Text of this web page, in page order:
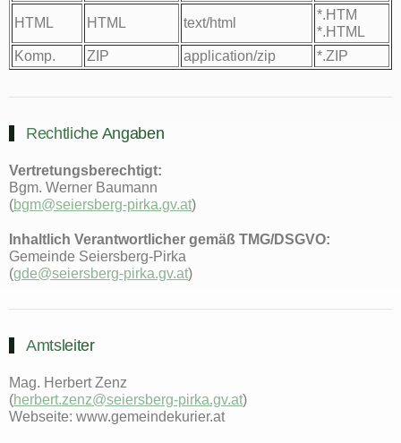
HTML HTML text/html
*.HTM
*.HTML
Komp.
ZIP application/zip *.ZIP
Rechtliche Angaben
Vertretungsberechtigt:
Bgm. Werner Baumann
(bgm@seiersberg-pirka.gv.at)
Inhaltlich Verantwortlicher gemäß TMG/DSGVO:
Gemeinde Seiersberg-Pirka
(gde@seiersberg-pirka.gv.at)
Amtsleiter
Mag. Herbert Zenz
(herbert.zenz@seiersberg-pirka.gv.at)
Webseite: www.gemeindekurier.at